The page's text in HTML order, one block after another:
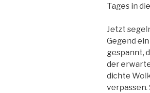
Tages in
Jetzt
Gegend
gespannt,
der
dichte
verpassen.